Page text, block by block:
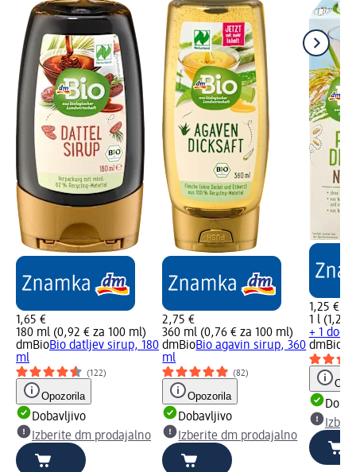
1,65 €
180 ml (0,92 € za 100 ml)
dmBioBio datljev sirup, 180
ml
(122)
Opozorila
Dobavljivo
Izberite dm prodajalno
2,75 €
360 ml (0,76 € za 100 ml)
dmBioBio agavin sirup, 360
ml
(82)
Opozorila
Dobavljivo
Izberite dm prodajalno
1,25 €
1 l (1,25
+ 1
dmBio